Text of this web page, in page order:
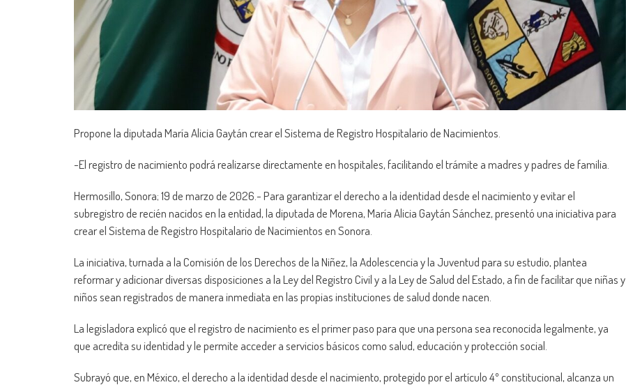
Propone la diputada María Alicia Gaytán crear el Sistema de Registro Hospitalario de Nacimientos.
-El registro de nacimiento podrá realizarse directamente en hospitales, facilitando el trámite a madres y padres de familia.
Hermosillo, Sonora; 19 de marzo de 2026.- Para garantizar el derecho a la identidad desde el nacimiento y evitar el
subregistro de recién nacidos en la entidad, la diputada de Morena, María Alicia Gaytán Sánchez, presentó una iniciativa para
crear el Sistema de Registro Hospitalario de Nacimientos en Sonora.
La iniciativa, turnada a la Comisión de los Derechos de la Niñez, la Adolescencia y la Juventud para su estudio, plantea
reformar y adicionar diversas disposiciones a la Ley del Registro Civil y a la Ley de Salud del Estado, a fin de facilitar que niñas y
niños sean registrados de manera inmediata en las propias instituciones de salud donde nacen.
La legisladora explicó que el registro de nacimiento es el primer paso para que una persona sea reconocida legalmente, ya
que acredita su identidad y le permite acceder a servicios básicos como salud, educación y protección social.
Subrayó que, en México, el derecho a la identidad desde el nacimiento, protegido por el artículo 4º constitucional, alcanza un